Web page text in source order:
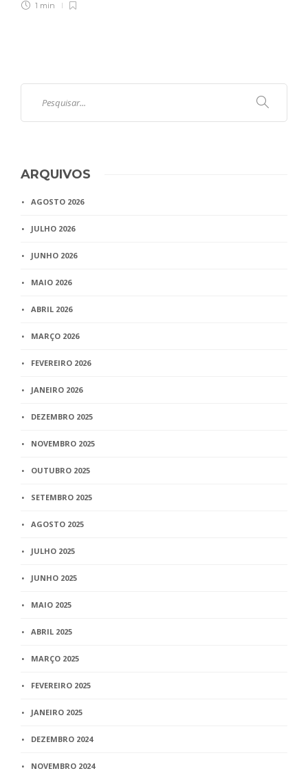
1 min
ARQUIVOS
AGOSTO 2026
JULHO 2026
JUNHO 2026
MAIO 2026
ABRIL 2026
MARÇO 2026
FEVEREIRO 2026
JANEIRO 2026
DEZEMBRO 2025
NOVEMBRO 2025
OUTUBRO 2025
SETEMBRO 2025
AGOSTO 2025
JULHO 2025
JUNHO 2025
MAIO 2025
ABRIL 2025
MARÇO 2025
FEVEREIRO 2025
JANEIRO 2025
DEZEMBRO 2024
NOVEMBRO 2024